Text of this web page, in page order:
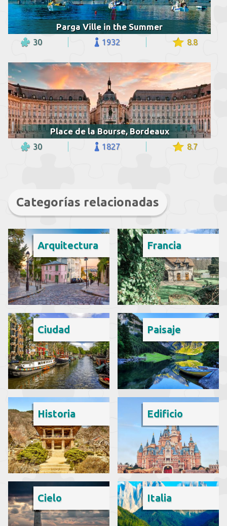
Parga Ville in the Summer
30 1932 8.8
Place de la Bourse, Bordeaux
30 1827 8.7
Categorías relacionadas
Arquitectura Francia
Ciudad Paisaje
Historia Edificio
Cielo Italia